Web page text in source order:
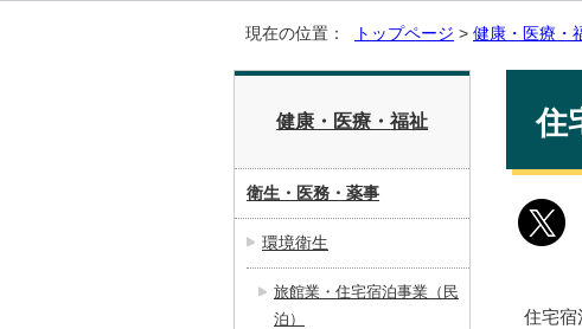
現在の位置： トップページ > 健康・医療・
住
住宅宿
健康・医療・福祉
衛生・医務・薬事
環境衛生
旅館業・住宅宿泊事業（民
泊）